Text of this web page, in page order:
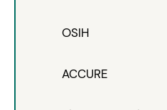
OSIH
ACCURE